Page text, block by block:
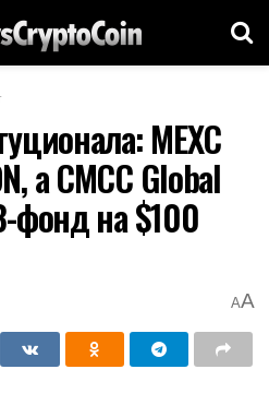
MEXC
а CMCC Global
фонд на $100
AA